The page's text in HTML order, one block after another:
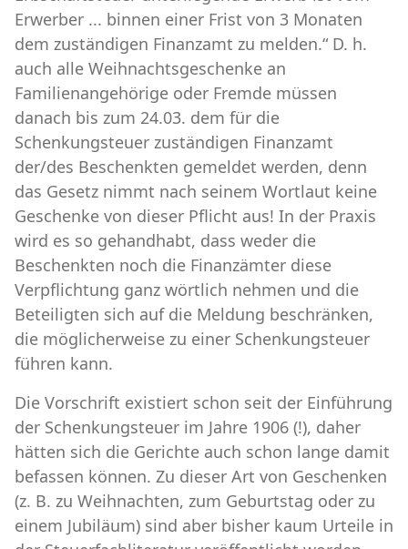
Erwerber ... binnen einer Frist von 3 Monaten
dem zuständigen Finanzamt zu melden.“ D. h.
auch alle Weihnachtsgeschenke an
Familienangehörige oder Fremde müssen
danach bis zum 24.03. dem für die
Schenkungsteuer zuständigen Finanzamt
der/des Beschenkten gemeldet werden, denn
das Gesetz nimmt nach seinem Wortlaut keine
Geschenke von dieser Pflicht aus! In der Praxis
wird es so gehandhabt, dass weder die
Beschenkten noch die Finanzämter diese
Verpflichtung ganz wörtlich nehmen und die
Beteiligten sich auf die Meldung beschränken,
die möglicherweise zu einer Schenkungsteuer
führen kann.
Die Vorschrift existiert schon seit der Einführung
der Schenkungsteuer im Jahre 1906 (!), daher
hätten sich die Gerichte auch schon lange damit
befassen können. Zu dieser Art von Geschenken
(z. B. zu Weihnachten, zum Geburtstag oder zu
einem Jubiläum) sind aber bisher kaum Urteile in